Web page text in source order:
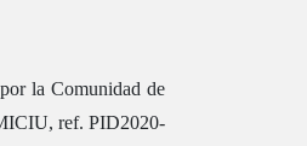
la Comunidad de
ref. PID2020-